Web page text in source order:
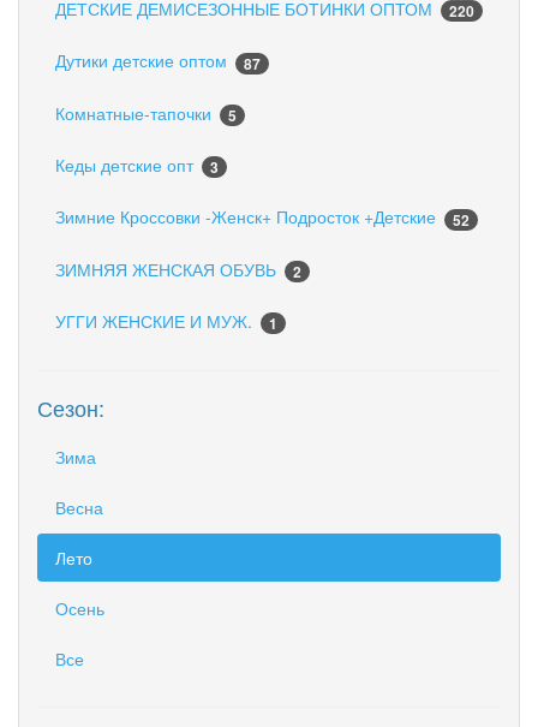
ДЕТСКИЕ ДЕМИСЕЗОННЫЕ БОТИНКИ ОПТОМ 220
Дутики детские оптом 87
Комнатные-тапочки 5
Кеды детские опт 3
Зимние Кроссовки -Женск+ Подросток +Детские 52
ЗИМНЯЯ ЖЕНСКАЯ ОБУВЬ 2
УГГИ ЖЕНСКИЕ И МУЖ. 1
Сезон:
Зима
Весна
Лето
Осень
Все